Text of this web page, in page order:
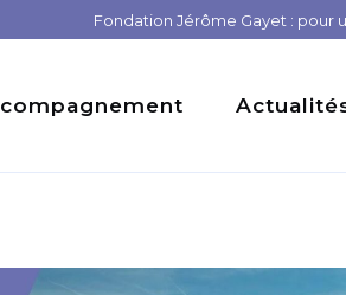
Fondation Jérôme Gayet : pour